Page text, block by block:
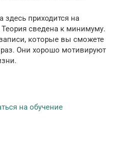
приходится на
сведена к минимуму.
которые вы сможете
Они хорошо мотивируют
на обучение